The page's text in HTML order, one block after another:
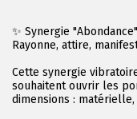
✨ Synergie
Rayonne, attire,
Cette synergie
souhaitent ouvrir les
dimensions :